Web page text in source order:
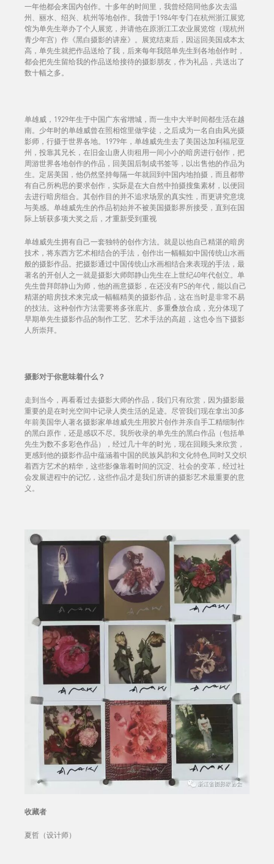
一年他都会来国内创作。十多年的时间里，我曾经陪同他多次去温
州、丽水、绍兴、杭州等地创作。我曾于1984年专门在杭州浙江展览
馆为单先生举办了个人展览，并请他在原浙江工农业展览馆（现杭州
青少年宫）作《黑白摄影的讲座》。展览结束后，因运回美国成本太
高，单先生就把作品送给了我，后来每年我陪单先生到各地创作时，
都会把先生留给我的作品送给接待的摄影朋友，作为礼品，共送出了
数十幅之多。
单雄威，1929年生于中国广东省增城，而一生中大半时间都生活在越
南。少年时的单雄威曾在照相馆里做学徒，之后成为一名自由风光摄
影师，行摄于世界各地。1979年，单雄威先生去了美国达加利福尼亚
州，投靠其兄长，在旧金山唐人街租用一间小小的暗房进行创作，把
周游世界各地创作的作品，回美国后制成书签等，以出售他的作品为
生。定居美国，他仍然坚持每隔一年就回到中国内地拍摄，而且都带
有自己所构思的要求创作，实际是在大自然中拍摄搜集素材，以便回
去进行暗房组合。其创作目的并不追求场景的真实性，而更讲究意境
与美感。单雄威先生的作品初始并不被美国摄影界所接受，直到在国
际上斩获多项大奖之后，才重新受到重视
单雄威先生拥有自己一套独特的创作方法。就是以他自己精湛的暗房
技术，将东西方艺术相结合的手法，创作出一幅幅如中国传统山水画
般的摄影作品。把摄影通过中国传统山水画相结合来表现的手法，最
著名的开创人之一就是摄影大师郎静山先生在上世纪40年代创立。单
先生曾拜郎静山为师，他的画意摄影，在还没有PS的年代，能以自己
精湛的暗房技术来完成一幅幅精美的摄影作品，这在当时是非常不易
的技法。这种创作方法需要将多张底片、多重叠放合成，充分体现了
早期单先生摄影作品的制作工艺、艺术手法的高超，这也令当下摄影
人所崇拜。
摄影对于你意味着什么？
走到当今，再看看过去摄影大师的作品，我们只有欣赏，因为摄影最
重要的是在时光空间中记录人类生活的足迹。尽管我们现在拿出30多
年前美国华人著名摄影家单雄威先生用胶片创作并亲自手工精细制作
的黑白原作，还是感叹不尽。我所收录的单先生的黑白作品（包括单
先生为数不多彩色作品），经过几十年的时光，现在回顾头来欣赏，
更感到他的摄影作品中蕴涵着中国的民族风韵和文化特色,同时又交织
着西方艺术的精华，这些影像靠着时间的沉淀、社会的变革，经过社
会发展进程中的记忆，这些作品才是我们所讲的摄影艺术最重要的意
义。
收藏者
夏哲（设计师）